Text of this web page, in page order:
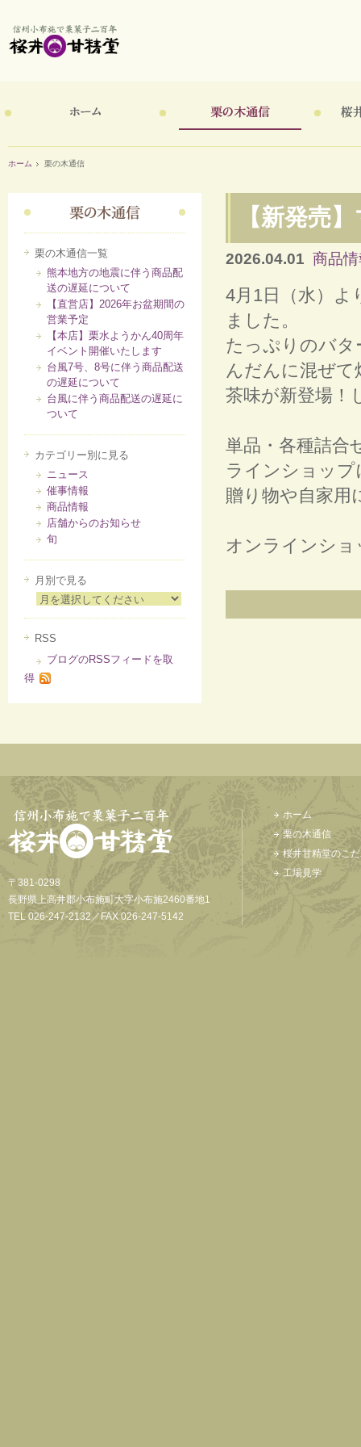
ホーム 栗の木通信
栗の木通信一覧
熊本地方の地震に伴う商品配
送の遅延について
【直営店】2026年お盆期間の
営業予定
【本店】栗水ようかん40周年
イベント開催いたします
台風7号、8号に伴う商品配送
の遅延について
台風に伴う商品配送の遅延に
ついて
カテゴリー別に見る
ニュース
催事情報
商品情報
店舗からのお知らせ
旬
月別で見る
RSS
ブログのRSSフィードを取
得
【新発売
2026.04.01 商品
4月1日（水）
ました。
たっぷりのバタ
んだんに混ぜ
茶味が新登場！
単品・各種詰合
ラインショッ
贈り物や自家用
オンラインショ
〒381-0298
長野県上高井郡小布施町大字小布施2460番地1
TEL 026-247-2132／FAX 026-247-5142
ホーム
栗の木通信
桜井甘精堂のこ
工場見学